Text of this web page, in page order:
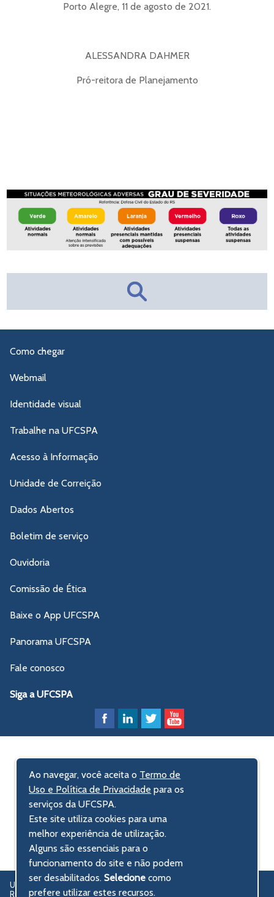
Porto Alegre, 11 de agosto de 2021.
ALESSANDRA DAHMER
Pró-reitora de Planejamento
Como chegar
Webmail
Identidade visual
Trabalhe na UFCSPA
Acesso à Informação
Unidade de Correição
Dados Abertos
Boletim de serviço
Ouvidoria
Comissão de Ética
Baixe o App UFCSPA
Panorama UFCSPA
Fale conosco
Siga a UFCSPA
UFCSPA – Universidade Federal de Ciências da Saúde de Porto Alegre
Rua Sarmento Leite, 245 - Centro Histórico
Ao navegar, você aceita o Termo de
Uso e Política de Privacidade para os
serviços da UFCSPA.
Este site utiliza cookies para uma
melhor experiência de utilização.
Alguns são essenciais para o
funcionamento do site e não podem
ser desabilitados.Selecionecomo
prefere utilizar estes recursos.